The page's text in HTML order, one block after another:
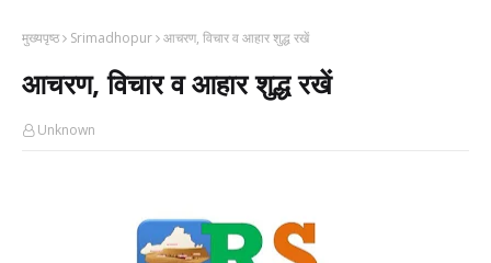
मुख्यपृष्ठ Srimadhopur आचरण, विचार व आहार शुद्ध रखें
आचरण, विचार व आहार शुद्ध रखें
Unknown